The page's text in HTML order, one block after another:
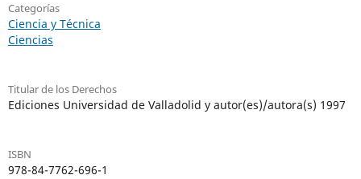
Categorías
Ciencia y Técnica
Ciencias
Titular de los Derechos
Ediciones Universidad de Valladolid y autor(es)/autora(s) 1997
ISBN
978-84-7762-696-1